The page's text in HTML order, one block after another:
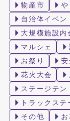
物産市
や
自治体イベン
大規模施設内
マルシェ
お祭り
安
花火大会
ステージテン
トラックステ
その他
お